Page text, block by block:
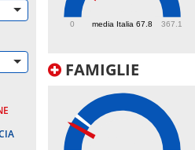
media Italia 67.8
0 367.1
FAMIGLIE